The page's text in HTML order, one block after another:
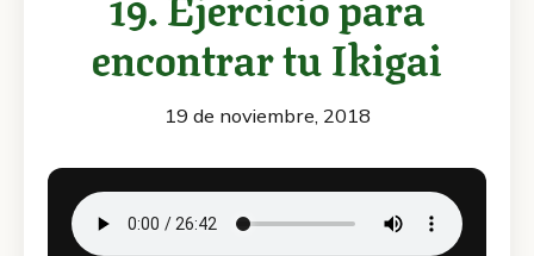
encontrar tu Ikigai
19 de noviembre, 2018